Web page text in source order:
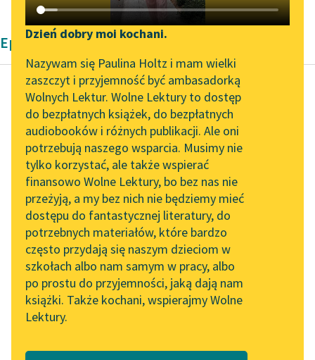
Katalog DAISY
Podkasty o książkach
Zgłoś brak utworu
Aktualności
„Prokurator Alicja Horn”
do słuchania
Byliśmy częścią AI Impact
Lab
Zapraszamy na spotkanie
online z tłumaczkami
literatury skandynawskiej
Spotkanie z Katarzyną
Tunkiel w Oslo
102. lata temu zmarł
Joseph Conrad
Narzędzia
Mapa Wolnych Lektur
Leśmianator
Przewodnik dla piszących i
czytających
API
OAI-PMH
Widget Wolnych Lektur
Przypisy
Katalog w formacie PDF
Dzień dobry moi kochani.
Nazywam się Paulina Holtz i mam wielki
zaszczyt i przyjemność być ambasadorką
Wolnych Lektur. Wolne Lektury to dostęp
do bezpłatnych książek, do bezpłatnych
audiobooków i różnych publikacji. Ale oni
potrzebują naszego wsparcia. Musimy nie
tylko korzystać, ale także wspierać
finansowo Wolne Lektury, bo bez nas nie
przeżyją, a my bez nich nie będziemy mieć
dostępu do fantastycznej literatury, do
potrzebnych materiałów, które bardzo
często przydają się naszym dzieciom w
szkołach albo nam samym w pracy, albo
po prostu do przyjemności, jaką dają nam
książki. Także kochani, wspierajmy Wolne
Lektury.
Epika Bolesław Prus
Bolesław Prus
Faraon, tom
pierwszy
— Ach — zawołał — to
nawet nie jest rana,
tylko siniak?…
Przypatrywał się Sarze
z uwagą.
— Nigdy...